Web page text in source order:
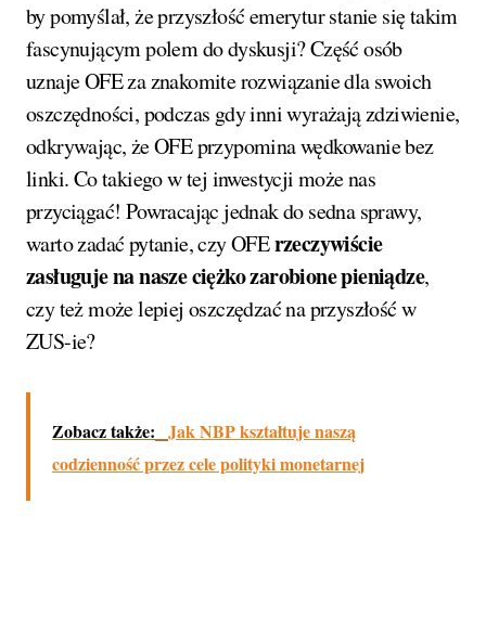
by pomyślał, że przyszłość emerytur stanie się takim
fascynującym polem do dyskusji? Część osób
uznaje OFE za znakomite rozwiązanie dla swoich
oszczędności, podczas gdy inni wyrażają zdziwienie,
odkrywając, że OFE przypomina wędkowanie bez
linki. Co takiego w tej inwestycji może nas
przyciągać! Powracając jednak do sedna sprawy,
warto zadać pytanie, czy OFErzeczywiście
zasługuje na nasze ciężko zarobione pieniądze,
czy też może lepiej oszczędzać na przyszłość w
ZUS-ie?
Zobacz także: Jak NBP kształtuje naszą
codzienność przez cele polityki monetarnej